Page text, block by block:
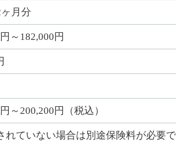
月分
～182,000円
～200,200円（税込）
れていない場合は別途保険料が必要